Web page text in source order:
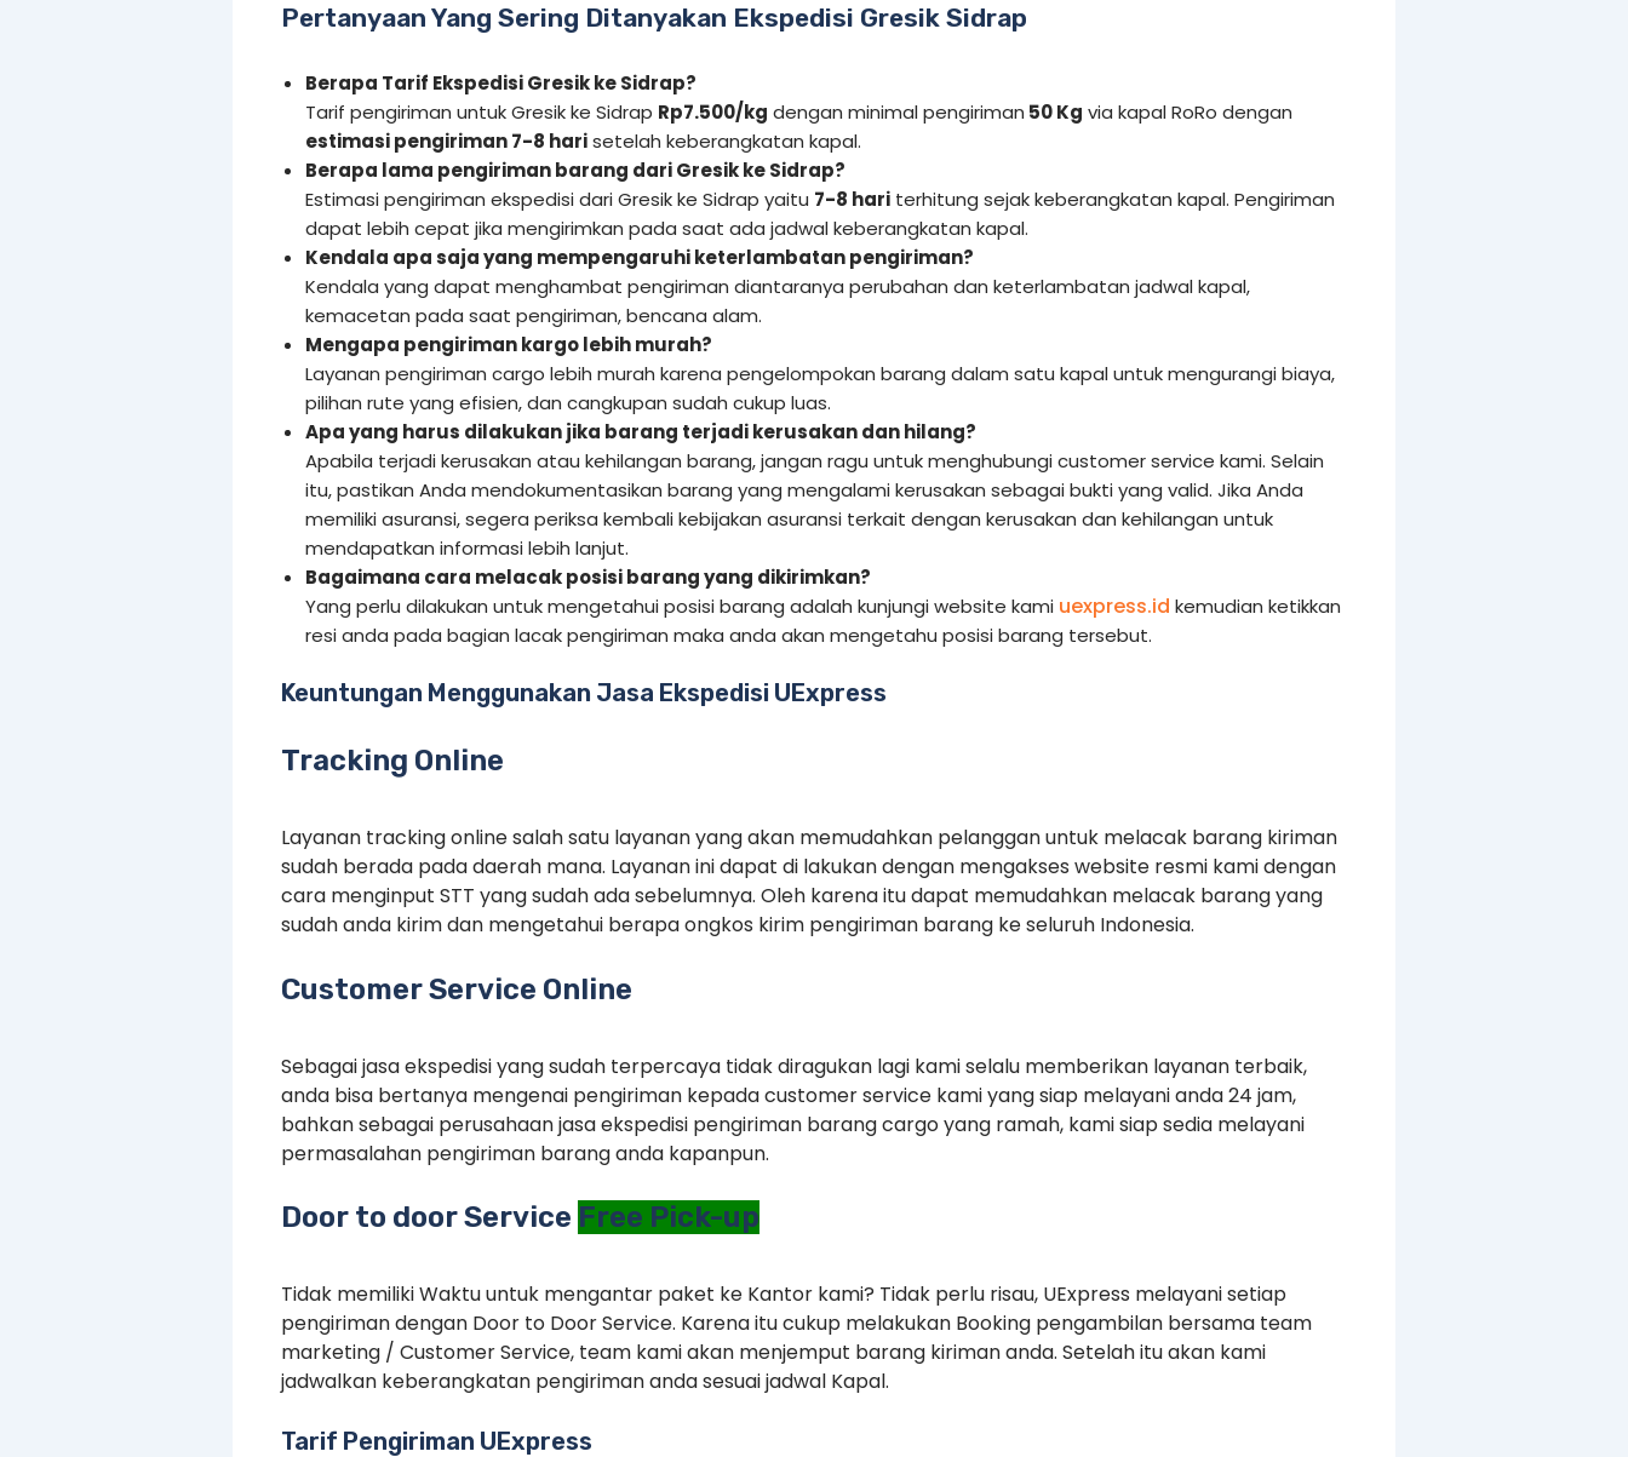
Pertanyaan Yang Sering Ditanyakan Ekspedisi Gresik Sidrap
Berapa Tarif Ekspedisi Gresik ke Sidrap?
Tarif pengiriman untuk Gresik ke Sidrap Rp7.500/kg dengan minimal pengiriman 50 Kg via kapal RoRo dengan
estimasi pengiriman 7-8 harisetelah keberangkatan kapal.
Berapa lama pengiriman barang dari Gresik ke Sidrap?
Estimasi pengiriman ekspedisi dari Gresik ke Sidrap yaitu 7-8 hari terhitung sejak keberangkatan kapal. Pengiriman
dapat lebih cepat jika mengirimkan pada saat ada jadwal keberangkatan kapal.
Kendala apa saja yang mempengaruhi keterlambatan pengiriman?
Kendala yang dapat menghambat pengiriman diantaranya perubahan dan keterlambatan jadwal kapal,
kemacetan pada saat pengiriman, bencana alam.
Mengapa pengiriman kargo lebih murah?
Layanan pengiriman cargo lebih murah karena pengelompokan barang dalam satu kapal untuk mengurangi biaya,
pilihan rute yang efisien, dan cangkupan sudah cukup luas.
Apa yang harus dilakukan jika barang terjadi kerusakan dan hilang?
Apabila terjadi kerusakan atau kehilangan barang, jangan ragu untuk menghubungi customer service kami. Selain
itu, pastikan Anda mendokumentasikan barang yang mengalami kerusakan sebagai bukti yang valid. Jika Anda
memiliki asuransi, segera periksa kembali kebijakan asuransi terkait dengan kerusakan dan kehilangan untuk
mendapatkan informasi lebih lanjut.
Bagaimana cara melacak posisi barang yang dikirimkan?
Yang perlu dilakukan untuk mengetahui posisi barang adalah kunjungi website kami uexpress.id kemudian ketikkan
resi anda pada bagian lacak pengiriman maka anda akan mengetahu posisi barang tersebut.
Keuntungan Menggunakan Jasa Ekspedisi UExpress
Tracking Online
Layanan tracking online salah satu layanan yang akan memudahkan pelanggan untuk melacak barang kiriman
sudah berada pada daerah mana. Layanan ini dapat di lakukan dengan mengakses website resmi kami dengan
cara menginput STT yang sudah ada sebelumnya. Oleh karena itu dapat memudahkan melacak barang yang
sudah anda kirim dan mengetahui berapa ongkos kirim pengiriman barang ke seluruh Indonesia.
Customer Service Online
Sebagai jasa ekspedisi yang sudah terpercaya tidak diragukan lagi kami selalu memberikan layanan terbaik,
anda bisa bertanya mengenai pengiriman kepada customer service kami yang siap melayani anda 24 jam,
bahkan sebagai perusahaan jasa ekspedisi pengiriman barang cargo yang ramah, kami siap sedia melayani
permasalahan pengiriman barang anda kapanpun.
Door to door Service Free Pick-up
Tidak memiliki Waktu untuk mengantar paket ke Kantor kami? Tidak perlu risau, UExpress melayani setiap
pengiriman dengan Door to Door Service. Karena itu cukup melakukan Booking pengambilan bersama team
marketing / Customer Service, team kami akan menjemput barang kiriman anda. Setelah itu akan kami
jadwalkan keberangkatan pengiriman anda sesuai jadwal Kapal.
Tarif Pengiriman UExpress